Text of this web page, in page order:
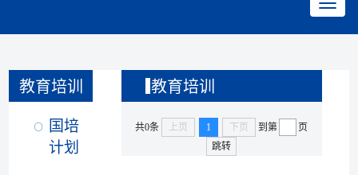
教育培训
国培
计划
教育培训
共0条 上页 1 下页 到第
页
跳转